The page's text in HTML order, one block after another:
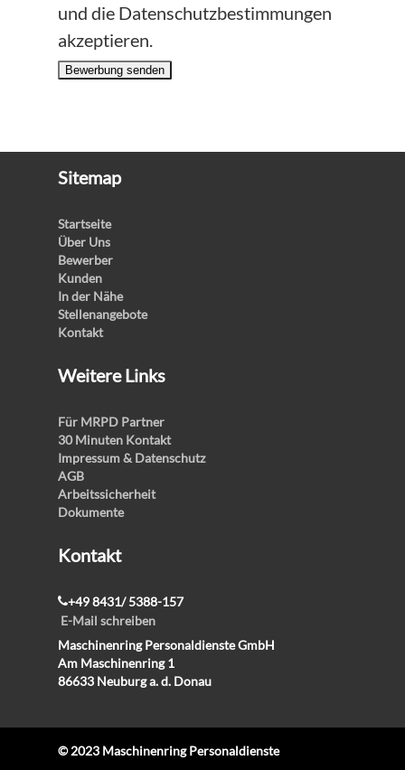
und die Datenschutzbestimmungen
akzeptieren.
Bewerbung senden
Sitemap
Startseite
Über Uns
Bewerber
Kunden
In der Nähe
Stellenangebote
Kontakt
Weitere Links
Für MRPD Partner
30 Minuten Kontakt
Impressum & Datenschutz
AGB
Arbeitssicherheit
Dokumente
Kontakt
+49 8431/ 5388-157
E-Mail schreiben
Maschinenring Personaldienste GmbH
Am Maschinenring 1
86633 Neuburg a. d. Donau
© 2023 Maschinenring Personaldienste